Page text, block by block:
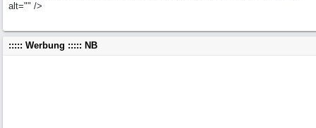
alt="" />
::::: Werbung ::::: NB